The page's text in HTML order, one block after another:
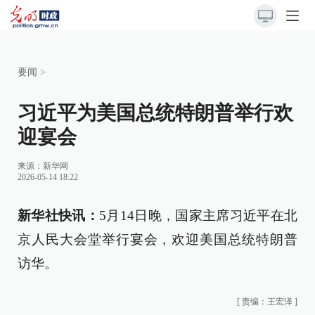
要闻 >
习近平为美国总统特朗普举行欢
迎宴会
来源： 新华网
2026-05-14 18:22
新华社快讯： 5月14日晚，国家主席习近平在北
京人民大会堂举行宴会，欢迎美国总统特朗普
访华。
[ 责编：王宏泽 ]